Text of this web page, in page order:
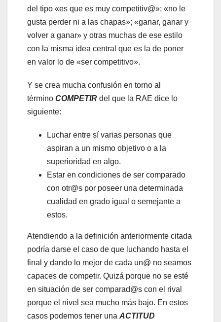
del tipo «es que es muy competitiv@»; «no le
gusta perder ni a las chapas»; «ganar, ganar y
volver a ganar» y otras muchas de ese estilo
con la misma idea central que es la de poner
en valor lo de «ser competitivo».
Y se crea mucha confusión en torno al
término COMPETIR del que la RAE dice lo
siguiente:
Luchar entre sí varias personas que
aspiran a un mismo objetivo o a la
superioridad en algo.
Estar en condiciones de ser comparado
con otr@s por poseer una determinada
cualidad en grado igual o semejante a
estos.
Atendiendo a la definición anteriormente citada
podría darse el caso de que luchando hasta el
final y dando lo mejor de cada un@ no seamos
capaces de competir. Quizá porque no se esté
en situación de ser comparad@s con el rival
porque el nivel sea mucho más bajo. En estos
casos podemos tener una ACTITUD